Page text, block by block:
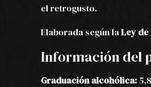
el retrogusto.
Elaborada según laLey de
Información del
Graduación alcohólica: